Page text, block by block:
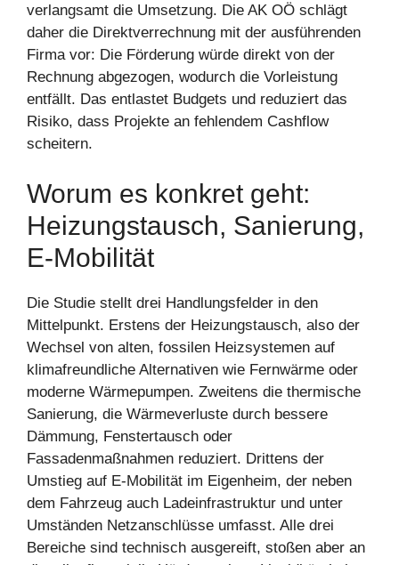
verlangsamt die Umsetzung. Die AK OÖ schlägt
daher die Direktverrechnung mit der ausführenden
Firma vor: Die Förderung würde direkt von der
Rechnung abgezogen, wodurch die Vorleistung
entfällt. Das entlastet Budgets und reduziert das
Risiko, dass Projekte an fehlendem Cashflow
scheitern.
Worum es konkret geht:
Heizungstausch, Sanierung,
E-Mobilität
Die Studie stellt drei Handlungsfelder in den
Mittelpunkt. Erstens der Heizungstausch, also der
Wechsel von alten, fossilen Heizsystemen auf
klimafreundliche Alternativen wie Fernwärme oder
moderne Wärmepumpen. Zweitens die thermische
Sanierung, die Wärmeverluste durch bessere
Dämmung, Fenstertausch oder
Fassadenmaßnahmen reduziert. Drittens der
Umstieg auf E-Mobilität im Eigenheim, der neben
dem Fahrzeug auch Ladeinfrastruktur und unter
Umständen Netzanschlüsse umfasst. Alle drei
Bereiche sind technisch ausgereift, stoßen aber an